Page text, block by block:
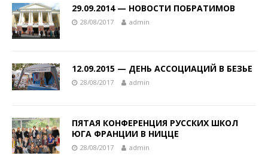
29.09.2014 — НОВОСТИ ПОБРАТИМОВ
28/08/2017 admin
12.09.2015 — ДЕНЬ АССОЦИАЦИЙ В БЕЗЬЕ
28/08/2017 admin
ПЯТАЯ КОНФЕРЕНЦИЯ РУССКИХ ШКОЛ
ЮГА ФРАНЦИИ В НИЦЦЕ
28/08/2017 admin